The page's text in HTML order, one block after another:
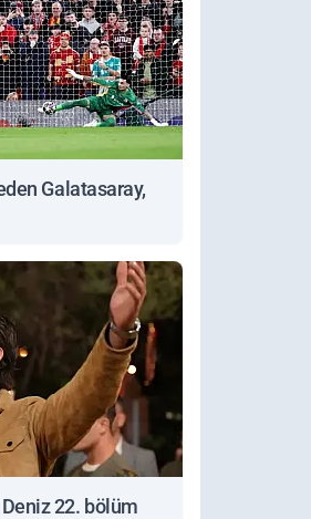
Galatasaray,
22. bölüm